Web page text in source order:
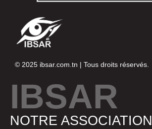
© 2025 ibsar.com.tn | Tous droits réservés.
IBSAR
NOTRE ASSOCIATION